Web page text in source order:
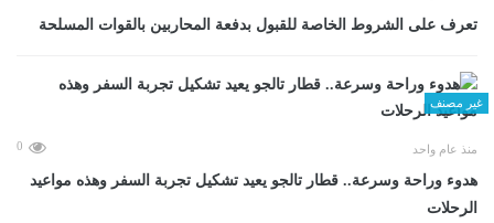
تعرف على الشروط الخاصة للقبول بدفعة المحاربين بالقوات المسلحة
غير مصنف
منذ عام واحد 0
هدوء وراحة وسرعة.. قطار تالجو يعيد تشكيل تجربة السفر وهذه مواعيد
الرحلات